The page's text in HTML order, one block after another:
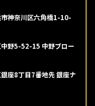
神奈川区六角橋1-10-
野5-52-15 中野ブロー
座8丁目7番地先 銀座ナ